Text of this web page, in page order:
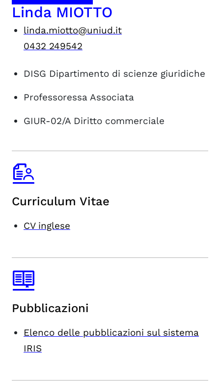
Linda MIOTTO
linda.miotto@uniud.it
0432 249542
DISG Dipartimento di scienze giuridiche
Professoressa Associata
GIUR-02/A Diritto commerciale
Curriculum Vitae
CV inglese
Pubblicazioni
Elenco delle pubblicazioni sul sistema
IRIS